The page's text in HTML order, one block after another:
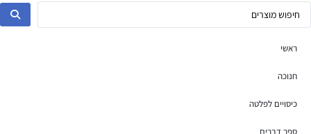
ראשי
חנוכה
כיסויים לפלטה